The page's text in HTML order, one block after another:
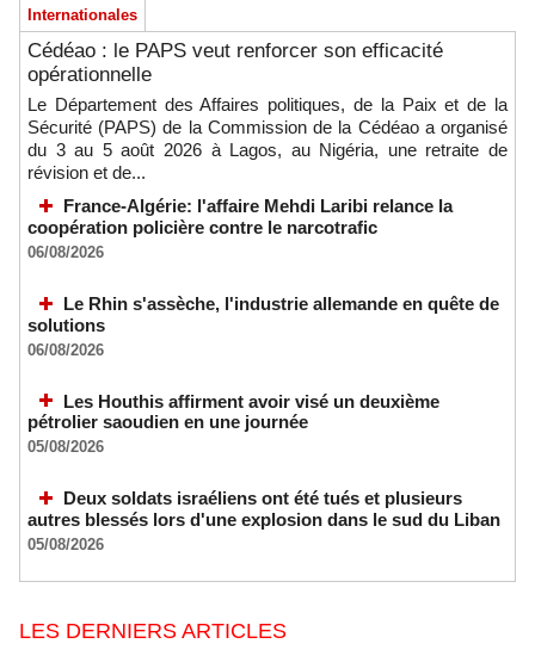
Internationales
Cédéao : le PAPS veut renforcer son efficacité
opérationnelle
Le Département des Affaires politiques, de la Paix et de la
Sécurité (PAPS) de la Commission de la Cédéao a organisé
du 3 au 5 août 2026 à Lagos, au Nigéria, une retraite de
révision et de...
France-Algérie: l'affaire Mehdi Laribi relance la
coopération policière contre le narcotrafic
06/08/2026
Le Rhin s'assèche, l'industrie allemande en quête de
solutions
06/08/2026
Les Houthis affirment avoir visé un deuxième
pétrolier saoudien en une journée
05/08/2026
Deux soldats israéliens ont été tués et plusieurs
autres blessés lors d'une explosion dans le sud du Liban
05/08/2026
LES DERNIERS ARTICLES